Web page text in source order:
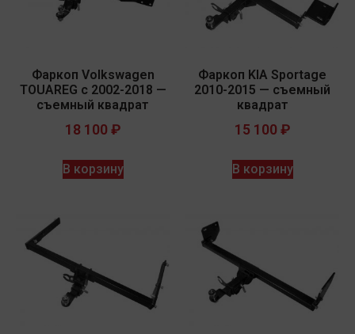
Фаркоп Volkswagen
TOUAREG с 2002-2018 —
съемный квадрат
18 100 ₽
В корзину
Фаркоп KIA Sportage
2010-2015 — съемный
квадрат
15 100 ₽
В корзину